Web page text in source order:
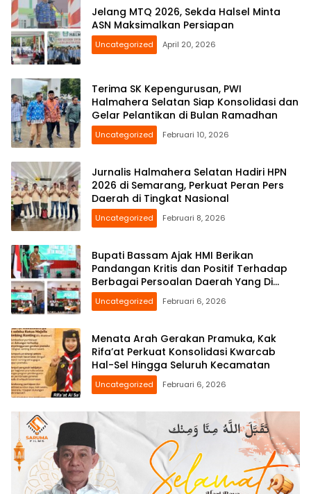
Jelang MTQ 2026, Sekda Halsel Minta
ASN Maksimalkan Persiapan
Uncategorized April 20, 2026
Terima SK Kepengurusan, PWI
Halmahera Selatan Siap Konsolidasi dan
Gelar Pelantikan di Bulan Ramadhan
Uncategorized Februari 10, 2026
Jurnalis Halmahera Selatan Hadiri HPN
2026 di Semarang, Perkuat Peran Pers
Daerah di Tingkat Nasional
Uncategorized Februari 8, 2026
Bupati Bassam Ajak HMI Berikan
Pandangan Kritis dan Positif Terhadap
Berbagai Persoalan Daerah Yang Di
Hadapi Bersama
Uncategorized Februari 6, 2026
Menata Arah Gerakan Pramuka, Kak
Rifa’at Perkuat Konsolidasi Kwarcab
Hal-Sel Hingga Seluruh Kecamatan
Uncategorized Februari 6, 2026